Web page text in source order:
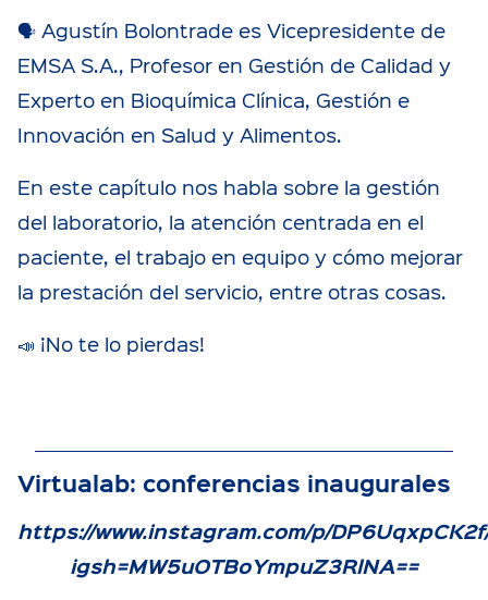
🗣️ Agustín Bolontrade es Vicepresidente de
EMSA S.A., Profesor en Gestión de Calidad y
Experto en Bioquímica Clínica, Gestión e
Innovación en Salud y Alimentos.
En este capítulo nos habla sobre la gestión
del laboratorio, la atención centrada en el
paciente, el trabajo en equipo y cómo mejorar
la prestación del servicio, entre otras cosas.
📣 ¡No te lo pierdas!
Virtualab: conferencias inaugurales
https://www.instagram.com/p/
igsh=MW5uOTBoYmpuZ3RlNA==